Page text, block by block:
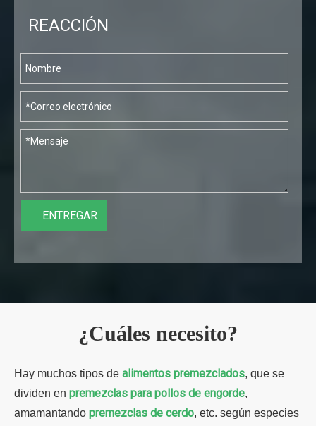
REACCIÓN
ENTREGAR
¿Cuáles necesito?
Hay muchos tipos de alimentos premezclados, que se
dividen en premezclas para pollos de engorde,
amamantando premezclas de cerdo, etc. según especies